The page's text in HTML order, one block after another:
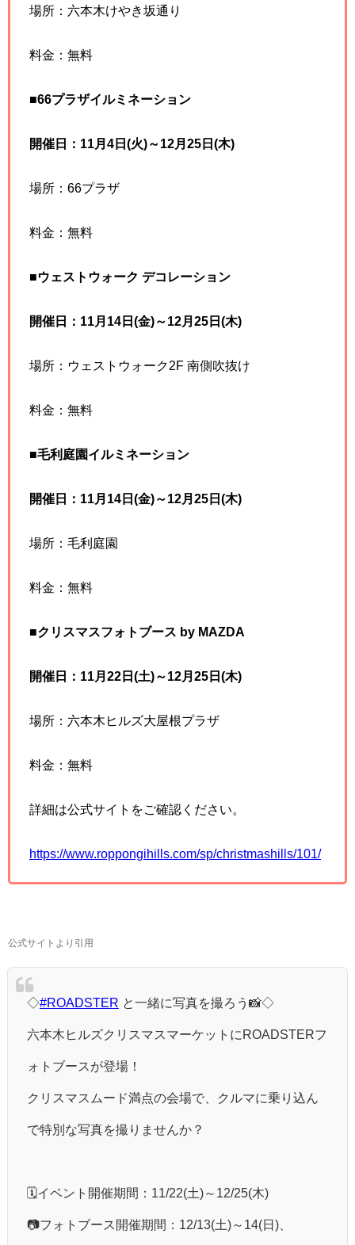
場所：六本木けやき坂通り
料金：無料
■66プラザイルミネーション
開催日：11月4日(火)～12月25日(木)
場所：66プラザ
料金：無料
■ウェストウォーク デコレーション
開催日：11月14日(金)～12月25日(木)
場所：ウェストウォーク2F 南側吹抜け
料金：無料
■毛利庭園イルミネーション
開催日：11月14日(金)～12月25日(木)
場所：毛利庭園
料金：無料
■クリスマスフォトブース by MAZDA
開催日：11月22日(土)～12月25日(木)
場所：六本木ヒルズ大屋根プラザ
料金：無料
詳細は公式サイトをご確認ください。
https://www.roppongihills.com/sp/christmashills/101/
公式サイトより引用
◇#ROADSTER と一緒に写真を撮ろう📸◇
六本木ヒルズクリスマスマーケットにROADSTERフ
ォトブースが登場！
クリスマスムード満点の会場で、クルマに乗り込ん
で特別な写真を撮りませんか？
🗓️イベント開催期間：11/22(土)～12/25(木)
📷フォトブース開催期間：12/13(土)～14(日)、